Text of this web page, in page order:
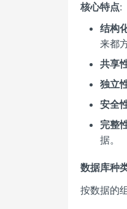
核心特点:
结构
来都
共享
独立
安全
完整
据。
数据库种
按数据的